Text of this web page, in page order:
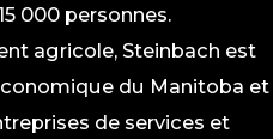
000 personnes.
agricole, Steinbach est
du Manitoba et
de services et